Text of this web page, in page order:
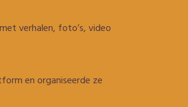
verhalen, foto’s, video
en organiseerde ze